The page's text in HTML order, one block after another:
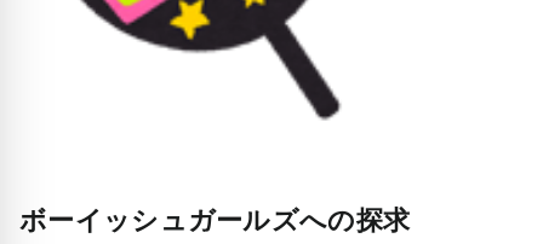
ボーイッシュガールズへの探求